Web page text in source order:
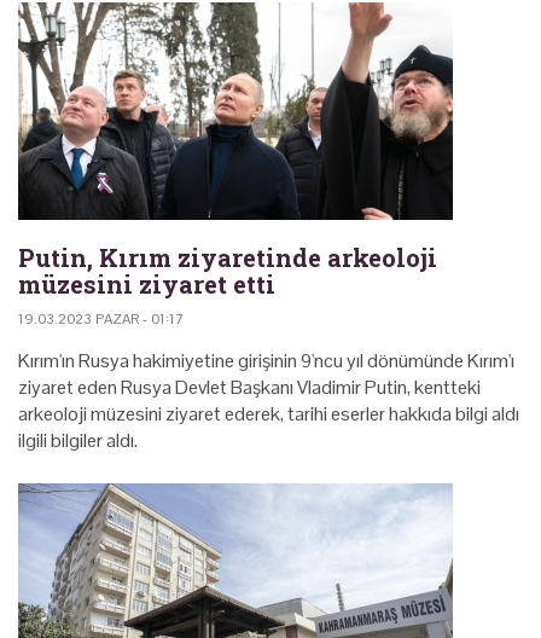
Putin, Kırım ziyaretinde arkeoloji
müzesini ziyaret etti
19.03.2023 PAZAR - 01:17
Kırım'ın Rusya hakimiyetine girişinin 9'ncu yıl dönümünde Kırım'ı
ziyaret eden Rusya Devlet Başkanı Vladimir Putin, kentteki
arkeoloji müzesini ziyaret ederek, tarihi eserler hakkıda bilgi aldı
ilgili bilgiler aldı.